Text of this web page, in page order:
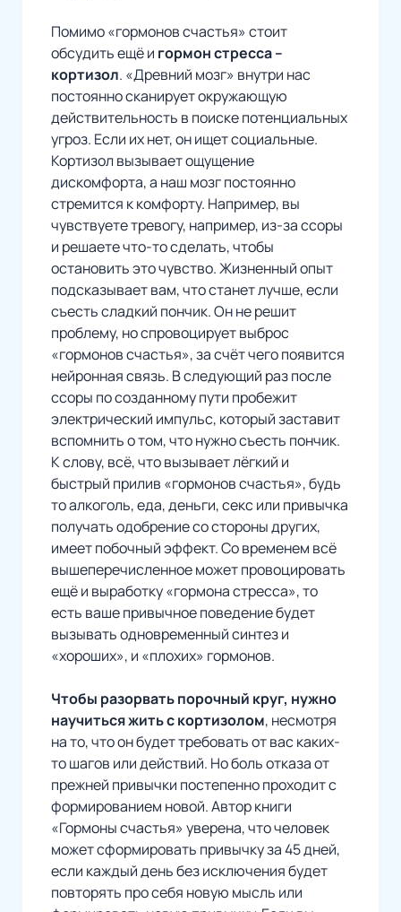
Помимо «гормонов счастья» стоит
обсудить ещё и гормон стресса –
кортизол. «Древний мозг» внутри нас
постоянно сканирует окружающую
действительность в поиске потенциальных
угроз. Если их нет, он ищет социальные.
Кортизол вызывает ощущение
дискомфорта, а наш мозг постоянно
стремится к комфорту. Например, вы
чувствуете тревогу, например, из-за ссоры
и решаете что-то сделать, чтобы
остановить это чувство. Жизненный опыт
подсказывает вам, что станет лучше, если
съесть сладкий пончик. Он не решит
проблему, но спровоцирует выброс
«гормонов счастья», за счёт чего появится
нейронная связь. В следующий раз после
ссоры по созданному пути пробежит
электрический импульс, который заставит
вспомнить о том, что нужно съесть пончик.
К слову, всё, что вызывает лёгкий и
быстрый прилив «гормонов счастья», будь
то алкоголь, еда, деньги, секс или привычка
получать одобрение со стороны других,
имеет побочный эффект. Со временем всё
вышеперечисленное может провоцировать
ещё и выработку «гормона стресса», то
есть ваше привычное поведение будет
вызывать одновременный синтез и
«хороших», и «плохих» гормонов.
Чтобы разорвать порочный круг, нужно
научиться жить с кортизолом, несмотря
на то, что он будет требовать от вас каких-
то шагов или действий. Но боль отказа от
прежней привычки постепенно проходит с
формированием новой. Автор книги
«Гормоны счастья» уверена, что человек
может сформировать привычку за 45 дней,
если каждый день без исключения будет
повторять про себя новую мысль или